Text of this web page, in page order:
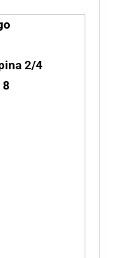
2/4
8